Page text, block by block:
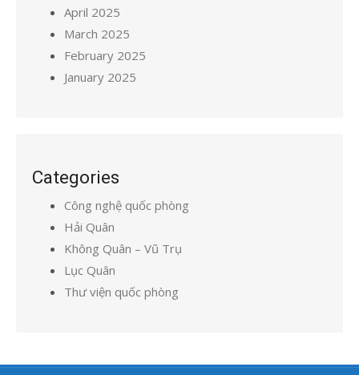
April 2025
March 2025
February 2025
January 2025
Categories
Công nghệ quốc phòng
Hải Quân
Không Quân – Vũ Trụ
Lục Quân
Thư viện quốc phòng